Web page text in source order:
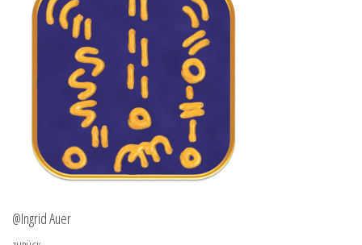
@Ingrid Auer